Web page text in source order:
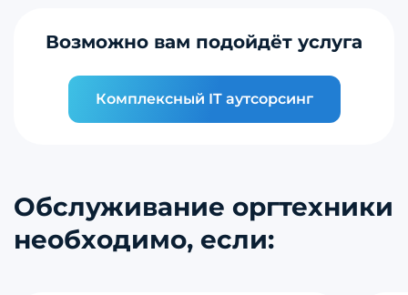
Возможно вам подойдёт услуга
Комплексный IT аутсорсинг
Обслуживание оргтехники
необходимо, если: